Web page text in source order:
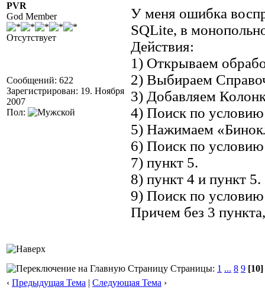
PVR
God Member
Отсутствует
Сообщений: 622
Зарегистрирован: 19. Ноября
2007
Пол:
У меня ошибка
SQLite, в
Действия:
1) Открываем
2) Выбираем
3) Добавляем
4) Поиск по
5) Нажимаем
6) Поиск по
7) пункт 5.
8) пункт 4 и пункт 5.
9) Поиск по
Причем без 3
Страницы: 1 ... 8 9 [10]
‹ Предыдущая Тема | Следующая Тема ›